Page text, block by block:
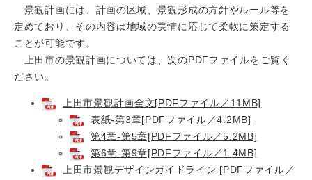
景観計画には、計画の区域、景観形成の方針やルール等を
定めており、その内容は地域の実情に応じて柔軟に策定する
ことが可能です。
上田市の景観計画については、次のPDFファイルをご覧く
ださい。
上田市景観計画全文[PDFファイル／11MB]
表紙-第3章[PDFファイル／4.2MB]
第4章-第5章[PDFファイル／5.2MB]
第6章-第9章[PDFファイル／1.4MB]
上田市景観デザインガイドライン [PDFファイル／